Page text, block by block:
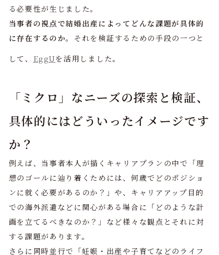
る必要性が生じました。
当事者の視点で結婚出産によってどんな課題が具体的
に存在するのか。それを検証するための手段の一つと
して、 EggUを活用しました。
「ミクロ」なニーズの探索と検証、
具体的にはどういったイメージです
か？
例えば、当事者本人が描くキャリアプランの中で「理
想のゴールに辿り着くためには、何歳でどのポジショ
ンに就く必要があるのか？」や、キャリアアップ目的
での海外派遣などに関心がある場合に「どのような計
画を立てるべきなのか？」など様々な観点とそれに対
する課題があります。
さらに同時並行で「妊娠・出産や子育てなどのライフ